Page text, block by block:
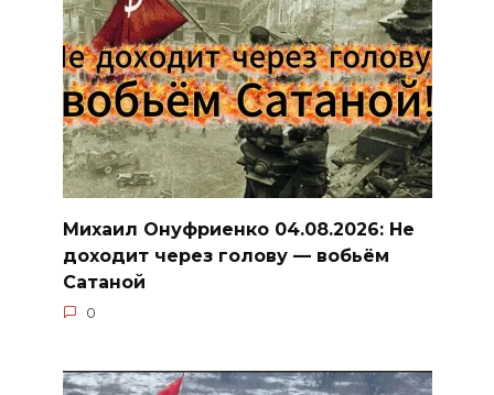
Михаил Онуфриенко 04.08.2026: Не
доходит через голову — вобьём
Сатаной
0